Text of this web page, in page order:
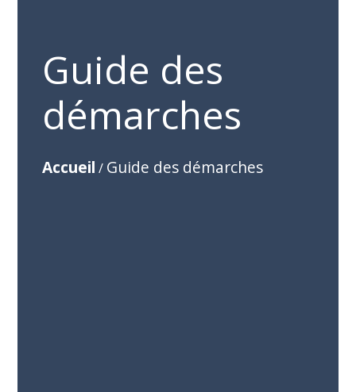
Guide des
démarches
Accueil / Guide des démarches